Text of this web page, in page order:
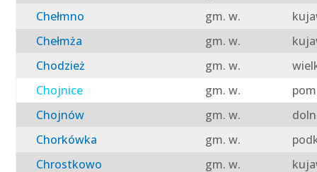
Chełmno
gm. w.
Chełmża
gm. w.
Chodzież
gm. w.
Chojnice
gm. w.
Chojnów
gm. w.
Chorkówka
gm. w.
Chrostkowo
gm. w.